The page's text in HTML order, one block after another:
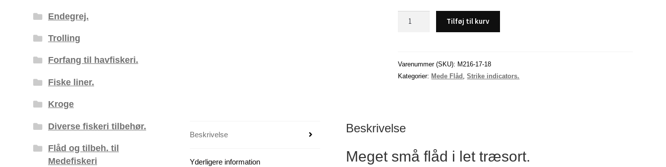
Strike
Indicators.
Tilføj til kurv
Varenummer (SKU): M216-17-18
Kategorier: Mede Flåd ,Strike indicators.
Beskrivelse
Yderligere information
Beskrivelse
Meget små flåd i let træsort.
Endegrej.
Trolling
Forfang til havfiskeri.
Fiske liner.
Kroge
Diverse fiskeri tilbehør.
Flåd og tilbeh. til
Medefiskeri